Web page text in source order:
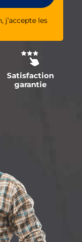
j’accepte les
Satisfaction
garantie